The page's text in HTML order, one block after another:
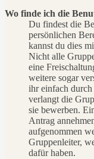
Wo finde ich die
Du findest die
persönlichen
kannst du dies
Nicht alle
eine
weitere sogar
ihr einfach durch
verlangt die
sie bewerben.
Antrag
aufgenommen
Gruppenleiter,
dafür haben.